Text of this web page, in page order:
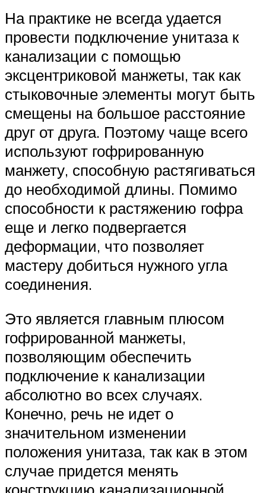
На практике не всегда удается
провести подключение унитаза к
канализации с помощью
эксцентриковой манжеты, так как
стыковочные элементы могут быть
смещены на большое расстояние
друг от друга. Поэтому чаще всего
используют гофрированную
манжету, способную растягиваться
до необходимой длины. Помимо
способности к растяжению гофра
еще и легко подвергается
деформации, что позволяет
мастеру добиться нужного угла
соединения.
Это является главным плюсом
гофрированной манжеты,
позволяющим обеспечить
подключение к канализации
абсолютно во всех случаях.
Конечно, речь не идет о
значительном изменении
положения унитаза, так как в этом
случае придется менять